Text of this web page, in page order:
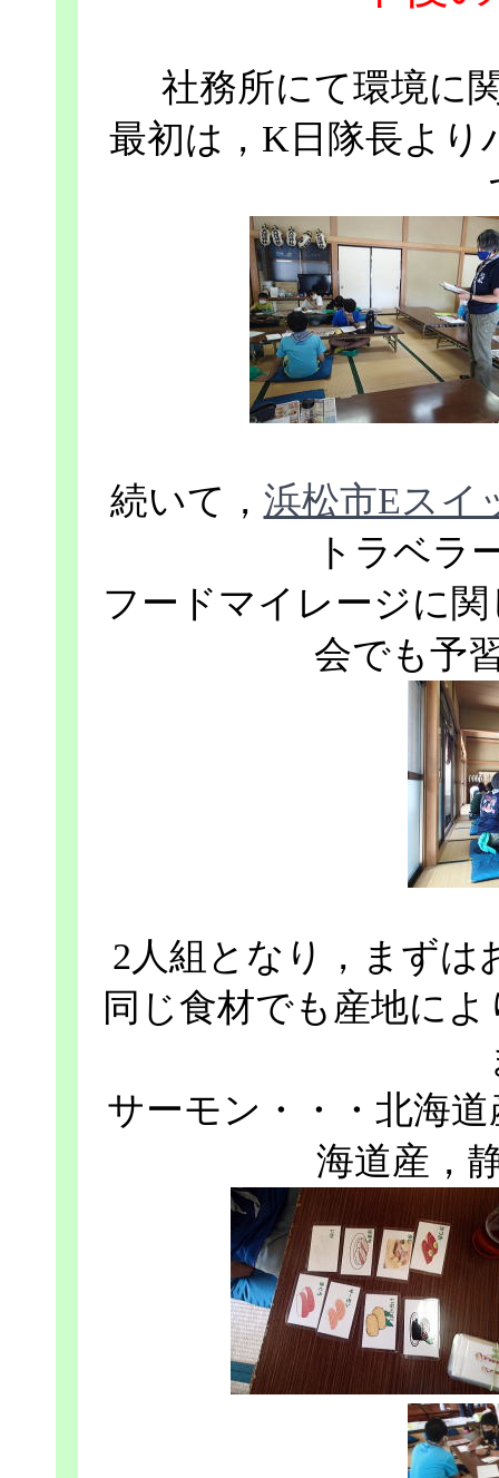
社務所にて環境に
最初は，K日隊長より
続いて， 浜松市Eスイ
トラベラ
フードマイレージに
会でも予
2人組となり，まずは
同じ食材でも産地に
サーモン・・・北海
海道産，